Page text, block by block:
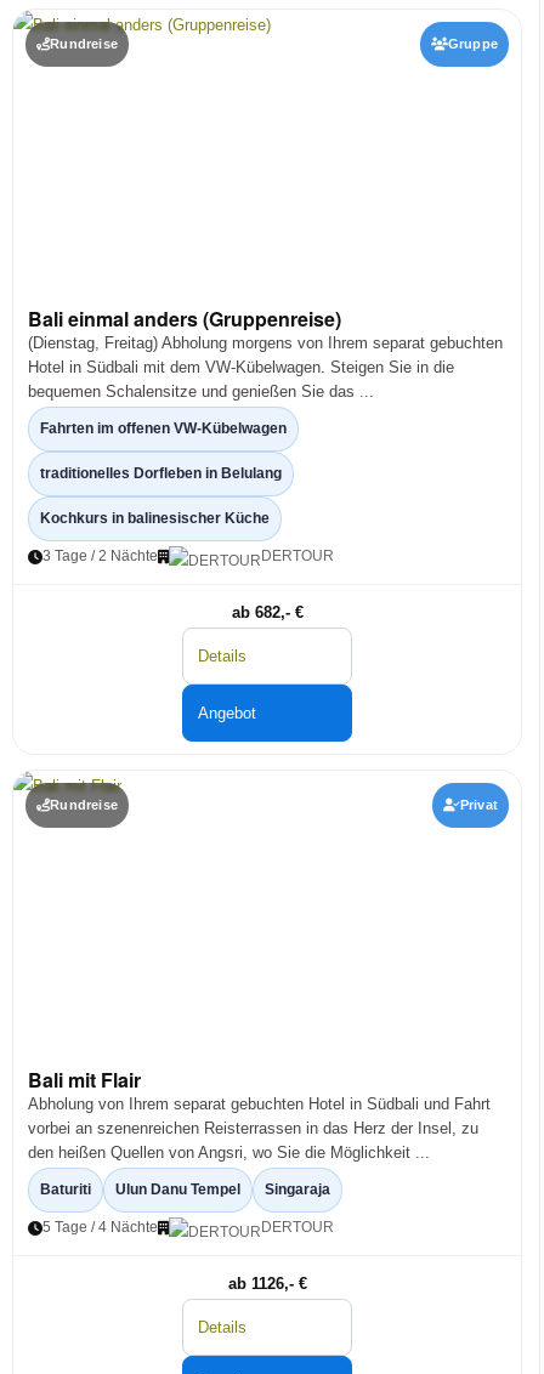
Rundreise Gruppe
Bali einmal anders (Gruppenreise)
(Dienstag, Freitag) Abholung morgens von Ihrem separat gebuchten
Hotel in Südbali mit dem VW-Kübelwagen. Steigen Sie in die
bequemen Schalensitze und genießen Sie das ...
Fahrten im offenen VW-Kübelwagen
traditionelles Dorfleben in Belulang
Kochkurs in balinesischer Küche
3 Tage / 2 Nächte DERTOUR
ab 682,- €
Details
Angebot
Rundreise Privat
Bali mit Flair
Abholung von Ihrem separat gebuchten Hotel in Südbali und Fahrt
vorbei an szenenreichen Reisterrassen in das Herz der Insel, zu
den heißen Quellen von Angsri, wo Sie die Möglichkeit ...
Baturiti Ulun Danu Tempel Singaraja
5 Tage / 4 Nächte DERTOUR
ab 1126,- €
Details